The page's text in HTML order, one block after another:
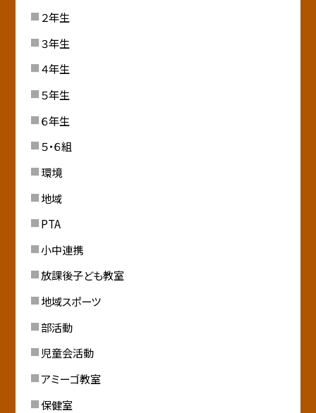
２年生
３年生
４年生
５年生
６年生
５・６組
環境
地域
PTA
小中連携
放課後子ども教室
地域スポーツ
部活動
児童会活動
アミーゴ教室
保健室